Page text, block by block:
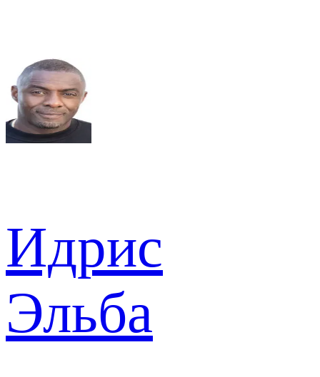
Идрис
Эльба